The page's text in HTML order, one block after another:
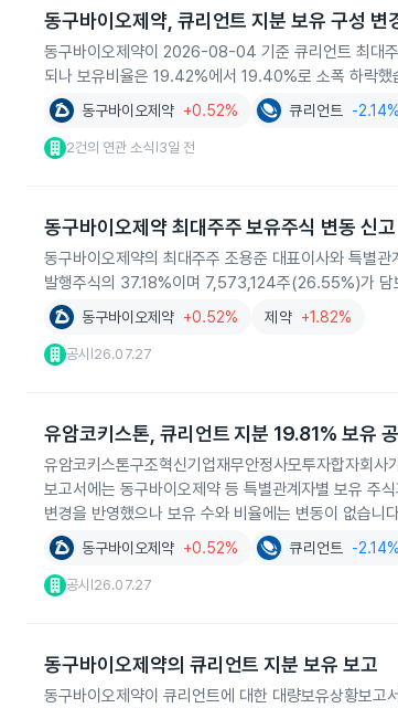
동구바이오제약, 큐리언트 지분 보유 구성 변
동구바이오제약이 2026-08-04 기준 큐리언트 최대주
되나 보유비율은 19.42%에서 19.40%로 소폭 하락했
동구바이오제약 +0.52% 큐리언트 -2.14%
2건의 연관 소식 3일 전
동구바이오제약 최대주주 보유주식 변동 신고
동구바이오제약의 최대주주 조용준 대표이사와 특
발행주식의 37.18%이며 7,573,124주(26.55%)가 담
동구바이오제약 +0.52% 제약 +1.82%
공시 26.07.27
유암코키스톤, 큐리언트 지분 19.81% 보유
유암코키스톤구조혁신기업재무안정사모투자합자회
보고서에는 동구바이오제약 등 특별관계자별 보유 주
변경을 반영했으나 보유 수와 비율에는 변동이 없습니
동구바이오제약 +0.52% 큐리언트 -2.14%
공시 26.07.27
동구바이오제약의 큐리언트 지분 보유 보고
동구바이오제약이 큐리언트에 대한 대량보유상황보